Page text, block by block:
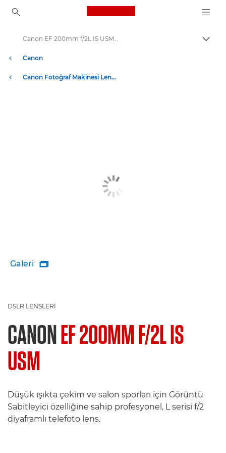
Canon Logo, back to
İçerik
Canon
Canon Fotoğraf Makinesi Lensleri
Canon EF 200mm f/2L IS USM - Lensler - Fotoğraf Makinesi ve Fotoğraf lensleri
Galeri 
DSLR LENSLERI
CANONEF 200MM F/2L IS
USM
Düşük ışıkta çekim ve salon sporları için Görüntü
Sabitleyici özelliğine sahip profesyonel, L serisi f/2
diyaframlı telefoto lens.